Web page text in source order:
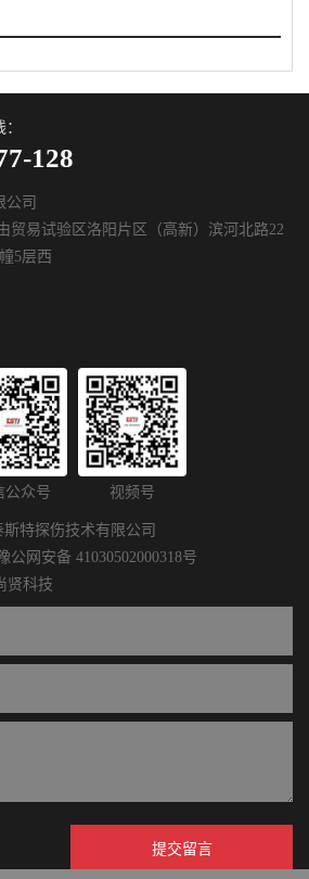
128
公司
贸易试验区洛阳片区（高新）滨河北路22
5层西
公众号 视频号
特探伤技术有限公司
公网安备 41030502000318号
贤科技
提交留言